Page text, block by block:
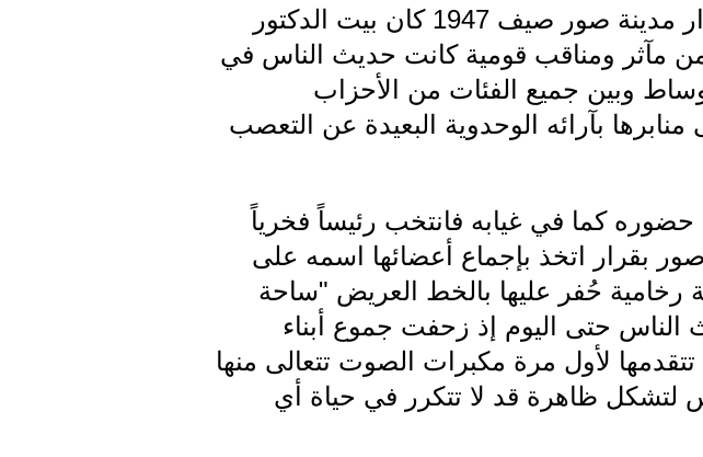
جعلنا نكتب عنه هذه النبذة، يقول: أن سعادة عندما زار مدينة صور صيف 1947 كان بيت الدكتور
مآثر ومناقب قومية كانت حديث الناس في
وبين جميع الفئات من الأحزاب
بآرائه الوحدوية البعيدة عن التعصب
كما في غيابه فانتخب رئيساً فخرياً
بقرار اتخذ بإجماع أعضائها اسمه على
رخامية حُفر عليها بالخط العريض "ساحة
الناس حتى اليوم إذ زحفت جموع أبناء
تتقدمها لأول مرة مكبرات الصوت تتعالى منها
لتشكل ظاهرة قد لا تتكرر في حياة أي